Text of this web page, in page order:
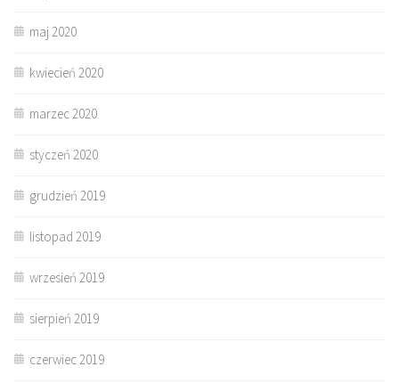
maj 2020
kwiecień 2020
marzec 2020
styczeń 2020
grudzień 2019
listopad 2019
wrzesień 2019
sierpień 2019
czerwiec 2019